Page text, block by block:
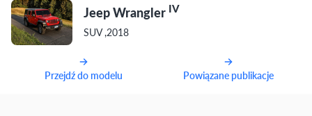
Jeep Wrangler IV
SUV ,2018
Przejdź do modelu Powiązane publikacje